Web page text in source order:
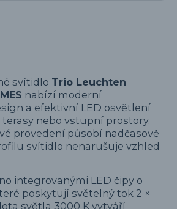
svítidlo Trio Leuchten
nabízí moderní
a efektivní LED osvětlení
nebo vstupní prostory.
provedení působí nadčasově
svítidlo nenarušuje vzhled
integrovanými LED čipy o
poskytují světelný tok 2 ×
světla 3000 K vytváří